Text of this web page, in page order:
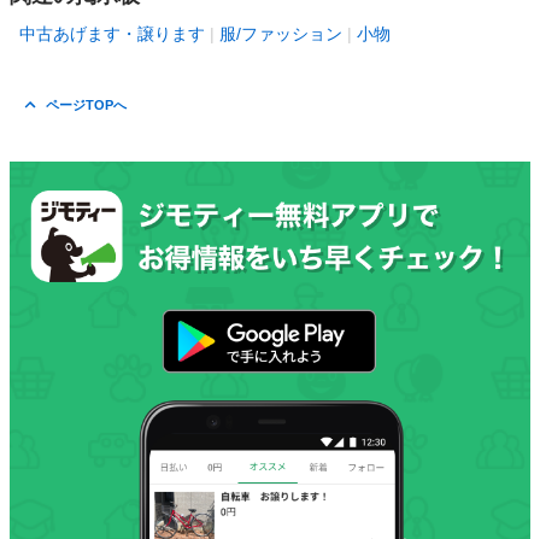
中古あげます・譲ります 服/ファッション 小物
ページTOPへ